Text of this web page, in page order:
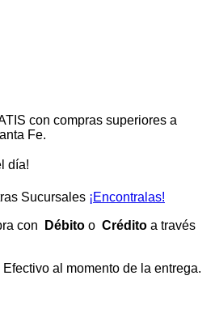
con compras superiores a
Fe.
día!
Sucursales ¡Encontralas!
con Débito o Crédito a través
al momento de la entrega.